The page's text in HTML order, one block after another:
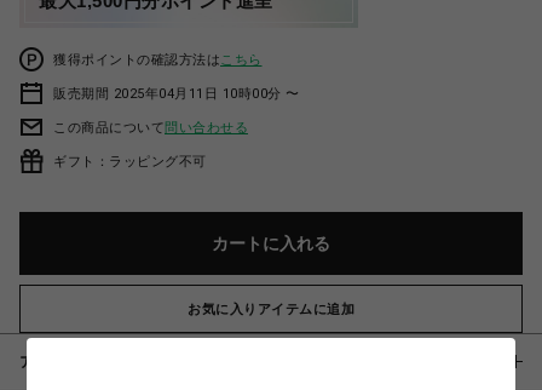
獲得ポイントの確認方法は こちら
販売期間 2025年04月11日 10時00分 〜
この商品について問い合わせる
ギフト：ラッピング不可
カートに入れる
お気に入りアイテムに追加
アイテム説明 / 素材